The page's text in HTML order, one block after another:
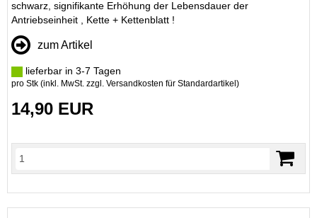
schwarz, signifikante Erhöhung der Lebensdauer der
Antriebseinheit , Kette + Kettenblatt !
zum Artikel
lieferbar in 3-7 Tagen
pro Stk (inkl. MwSt. zzgl. Versandkosten für Standardartikel )
14,90 EUR